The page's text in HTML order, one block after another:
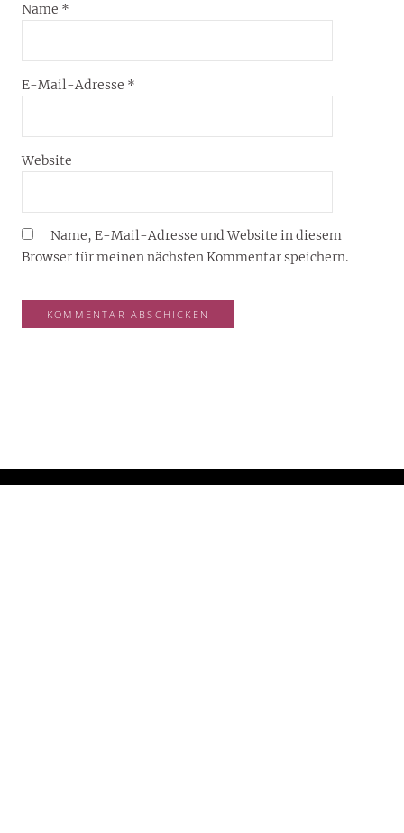
Name *
E-Mail-Adresse *
Website
Name, E-Mail-Adresse und Website in diesem
Browser für meinen nächsten Kommentar speichern.